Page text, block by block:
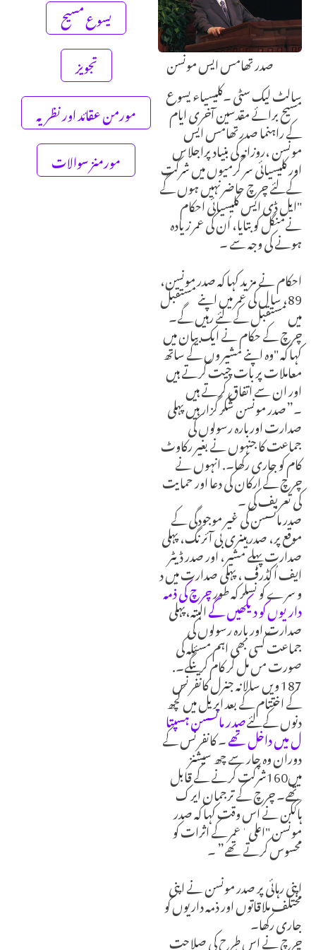
صدر تھامس ایس مونسن
سالٹ لیک سٹی ۔کلیسیاء یسوع
مسیح برائے مقدسین آخری ایام
کے راہنما صدرتھامس ایس
مونسن ،روزانہ کی بنیاد پراجلاس
اور کلیسیائی سر گرمیوں میں شرکت
کےلئے چرچ حاضرنہیں ہوں گے
"ایل ڈی ایس کلیسیائی احکام
نےمنگل کو بتایا، اُن کی عمر زیادہ
ہونے کی وجہ سے ۔
احکام نے مزید کہا کہ صدر مونسن،
89، سا ل کی عمر میں اپنے مستقبل
میں مستقبل کے لئے رہیں گے۔
چرچ کے حکام نے ایک بیان میں
کہا کہ "وہ اپنے مشیر وں کے ساتھ
معاملات پر بات چیت کرتے ہیں
اور ان سے اتفاق کرتے ہیں
۔”صدر مونسن شکر گزار ہیں پہلی
صدارت اوربارہ رسولوں کی
جماعت کا جنہوں نے بغیر رکاوٹ
کام کو جاری رکھا۔. انہوں نے
چرچ کے ارکان کی دعا اور حمایت
کی تعریف کی ۔
صدر مانسسن کی غیر موجودگی کے
موقع پر، صدر ہینری بی آئر نگ، پہلی
صدارت پہلے مشیر، اور صدر ڈیٹر
ایف اُکڈرف ، پہلی صدارت میں د
و سرے کو نسلر کہ طورچرچ کی ذمہ
داریوں کو دیکھیں گےالبتہ،پہلی
صدارت اور بارہ رسولوں کی
جماعت کسی بھی اہم مسئلہ کی
صورت مں مل کر کام کرینگے۔.
187 ویں سالانہ جنرل کانفرنس
کے اختتام کے بعد اپریل میں کچھ
دنوں کےلئےصدر مانسسن ہسپتا
ل میں داخل تھے۔ کانفرنس کے
دوران وہ چار سے چھ سیشنز
میں160شرکت کرنے کے قابل
تھے۔ چرچ کے ترجمان ایرک
ہاککن نے اس وقت کہا کہ صدر
مونسن "اعلی ٰعمر کے اثرات کو
محسوس کرتے تھے” ۔
اپنی رہائی پر صدر مونسن نے اپنی
مختلف ملاقاتوں اور ذمہ داریوں کو
جاری رکھا۔
چرچ نے اس طرح کی صلاحت
یسوع مسیح
تجویز
مورمن عقائد اور نظریہ
مورمنز سوالات